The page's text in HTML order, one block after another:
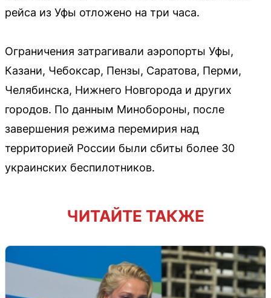
рейса из Уфы отложено на три часа.
Ограничения затрагивали аэропорты Уфы,
Казани, Чебоксар, Пензы, Саратова, Перми,
Челябинска, Нижнего Новгорода и других
городов. По данным Минобороны, после
завершения режима перемирия над
территорией России были сбиты более 30
украинских беспилотников.
ЧИТАЙТЕ ТАКЖЕ